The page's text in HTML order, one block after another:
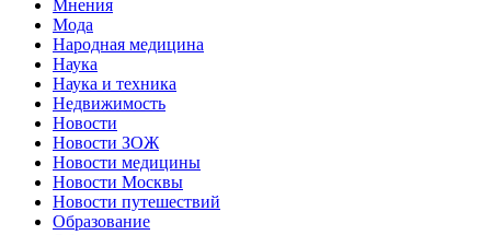
Мнения
Мода
Народная медицина
Наука
Наука и техника
Недвижимость
Новости
Новости ЗОЖ
Новости медицины
Новости Москвы
Новости путешествий
Образование